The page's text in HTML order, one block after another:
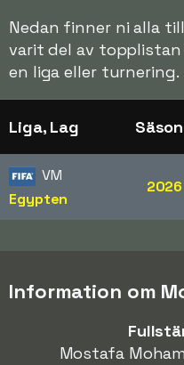
Nedan finner ni alla
varit del av
en liga eller turnering.
Liga, Lag
VM
Egypten
2026
Information om
Mostafa